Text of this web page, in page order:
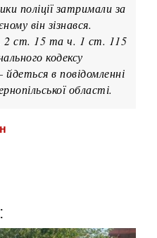
поліції затримали за
він зізнався.
2 ст. 15 та ч. 1 ст. 115
кодексу
в повідомленні
області.